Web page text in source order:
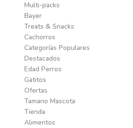
Multi-packs
Bayer
Treats & Snacks
Cachorros
Categorías Populares
Destacados
Edad Perros
Gatitos
Ofertas
Tamano Mascota
Tienda
Alimentos